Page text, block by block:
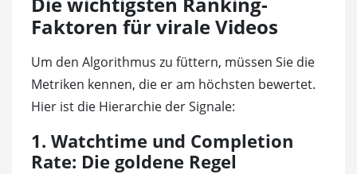
Faktoren für virale Videos
Um den Algorithmus zu füttern, müssen Sie die
Metriken kennen, die er am höchsten bewertet.
Hier ist die Hierarchie der Signale:
1. Watchtime und Completion
Rate: Die goldene Regel